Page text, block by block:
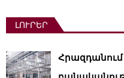
ԼՈՒՐԵՐ